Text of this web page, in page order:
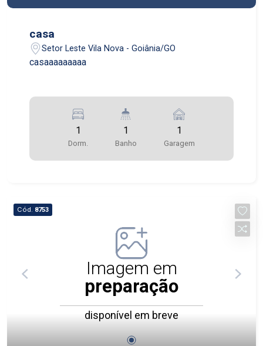
casa
Setor Leste Vila Nova - Goiânia/GO
casaaaaaaaaa
1
Dorm.
1
Banho
1
Garagem
Cód. 8753
Imagem em
preparação
disponível em breve